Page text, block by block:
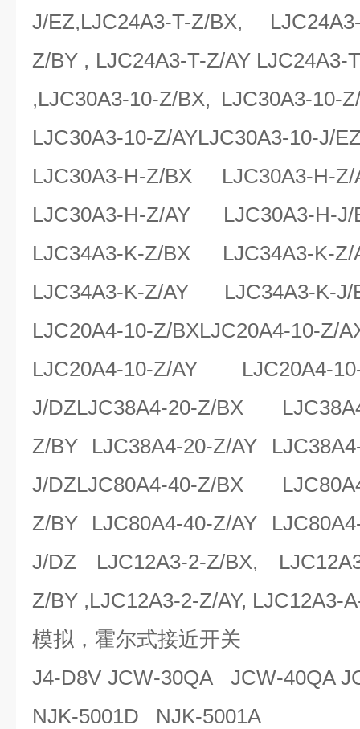
J/EZ,LJC24A3-T-Z/BX,
Z/BY , LJC24A3-T-Z/AY LJC24A3-
,LJC30A3-10-Z/BX, LJC30A3-10-
LJC30A3-10-Z/AYLJC30A3-10-J/
LJC30A3-H-Z/BX LJC30A3-H-
LJC30A3-H-Z/AY LJC30A3-H-
LJC34A3-K-Z/BX LJC34A3-K-
LJC34A3-K-Z/AY LJC34A3-K-
LJC20A4-10-Z/BXLJC20A4-10-
LJC20A4-10-Z/AY LJC20A4-
J/DZLJC38A4-20-Z/BX
Z/BY LJC38A4-20-Z/AY
J/DZLJC80A4-40-Z/BX
Z/BY LJC80A4-40-Z/AY
J/DZ LJC12A3-2-Z/BX,
Z/BY ,LJC12A3-2-Z/AY, LJC12A3-
模拟，霍尔式接近开关
J4-D8V JCW-30QA JCW-40QA
NJK-5001D NJK-5001A